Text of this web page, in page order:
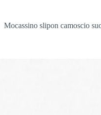
Mocassino slipon camoscio